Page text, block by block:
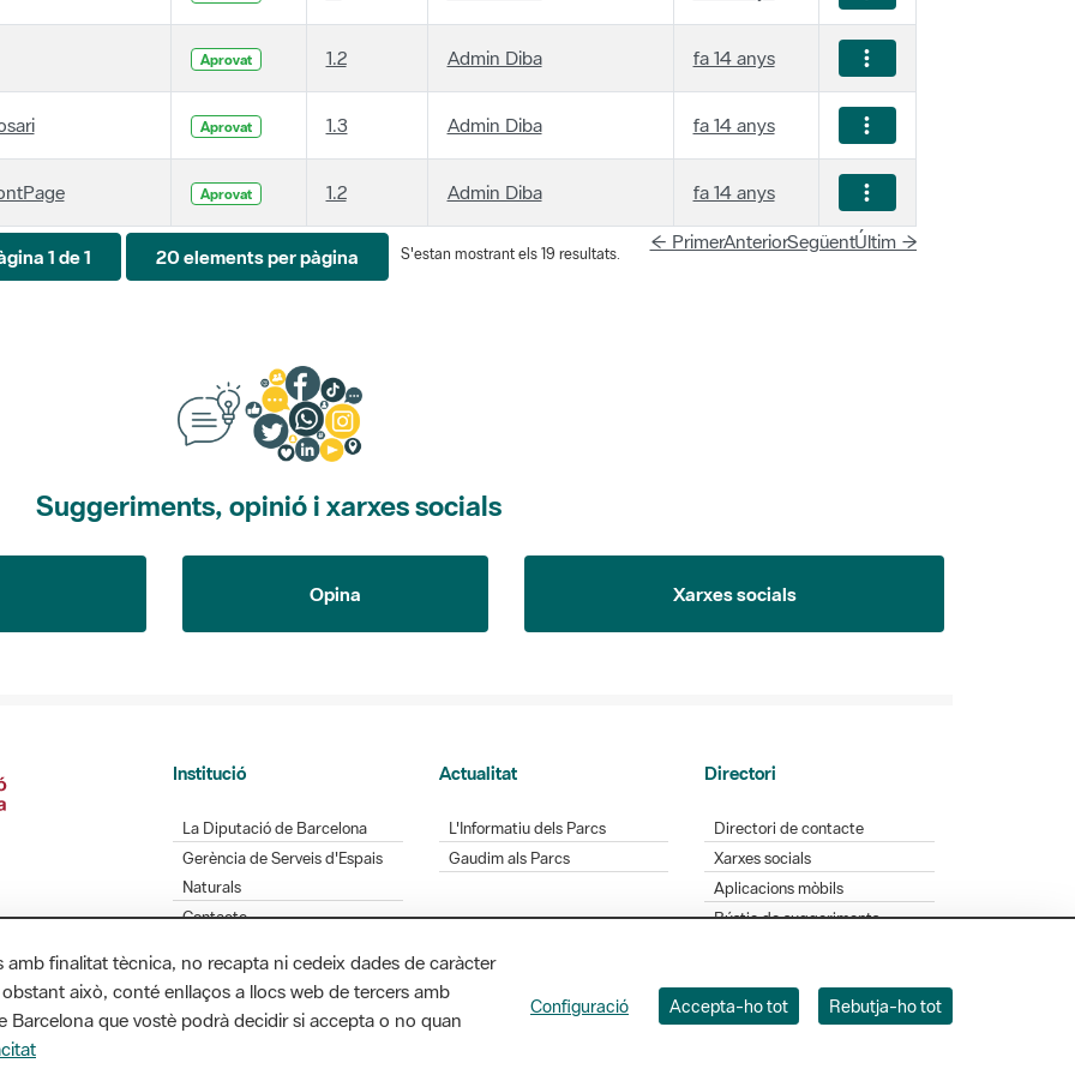
Aprovat 1.2 Admin Diba fa 14 anys
Aprovat 1.3 Admin Diba fa 14 anys
Aprovat 1.2 Admin Diba fa 14 anys
1 de 1 20 elements per pàgina S'estan mostrant els 19 resultats.
← PrimerAnteriorSegüentÚltim →
Suggeriments, opinió i xarxes socials
Opina Xarxes socials
Institució
La Diputació de Barcelona
Gerència de Serveis d'Espais
Naturals
Contacte
Actualitat
L'Informatiu dels Parcs
Gaudim als Parcs
Directori
Directori de contacte
Xarxes socials
Aplicacions mòbils
Bústia de suggeriments
Diputació de Barcelona. Edifici Llacuna, 1a planta. Badajoz, 49. 08005 Barcelona. Tel. 934 022 428
finalitat tècnica, no recapta ni cedeix dades de caràcter
això, conté enllaços a llocs web de tercers amb
Barcelona que vostè podrà decidir si accepta o no quan
Configuració Accepta-ho tot Rebutja-ho tot